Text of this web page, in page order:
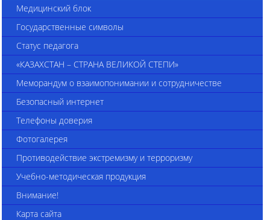
Медицинский блок
Государственные символы
Статус педагога
«КАЗАХСТАН – СТРАНА ВЕЛИКОЙ СТЕПИ»
Меморандум о взаимопонимании и сотрудничестве
Безопасный интернет
Телефоны доверия
Фотогалерея
Противодействие экстремизму и терроризму
Учебно-методическая продукция
Внимание!
Карта сайта